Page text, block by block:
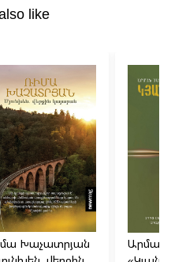
like
Խաչատրյան
Արման